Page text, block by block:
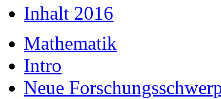
Inhalt 2016
Mathematik
Intro
Neue